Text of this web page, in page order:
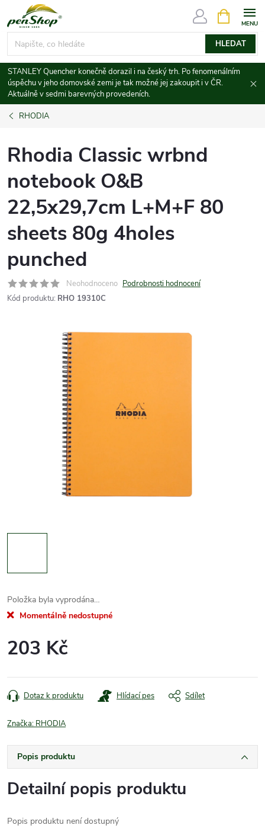
na
obsah
HLEDAT
NÁKUPNÍ
KOŠÍK
STANLEY Quencher konečně dorazil i na český trh. Po fenomenálním
úspěchu v jeho domovské zemi je tak možné jej zakoupit i v ČR.
Aktuálně v sedmi barevných provedeních.
RHODIA
Rhodia Classic wrbnd
notebook O&B
22,5x29,7cm L+M+F 80
sheets 80g 4holes
punched
Neohodnoceno Podrobnosti hodnocení
Kód produktu: RHO 19310C
Položka byla vyprodána…
Momentálně nedostupné
203 Kč
cena:
Dotaz k produktu Hlídací pes Sdílet
Značka: RHODIA
Popis produktu
Detailní popis produktu
Popis produktu není dostupný